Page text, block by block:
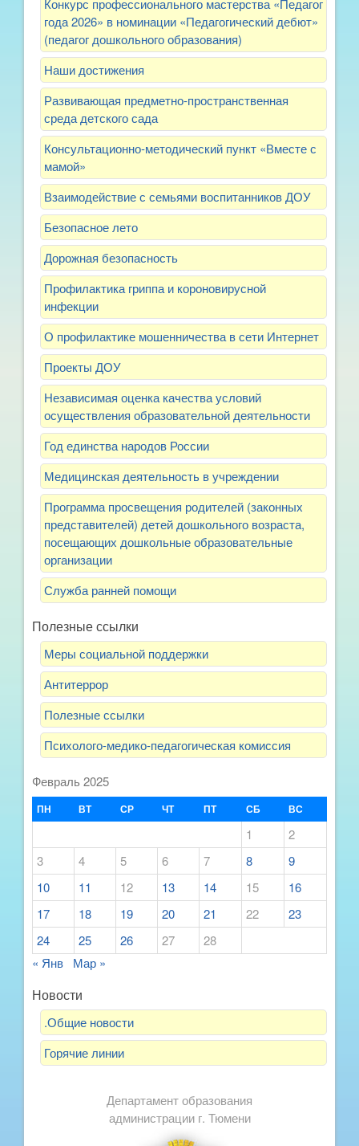
Конкурс профессионального мастерства «Педагог
года 2026» в номинации «Педагогический дебют»
(педагог дошкольного образования)
Наши достижения
Развивающая предметно-пространственная
среда детского сада
Консультационно-методический пункт «Вместе с
мамой»
Взаимодействие с семьями воспитанников ДОУ
Безопасное лето
Дорожная безопасность
Профилактика гриппа и короновирусной
инфекции
О профилактике мошенничества в сети Интернет
Проекты ДОУ
Независимая оценка качества условий
осуществления образовательной деятельности
Год единства народов России
Медицинская деятельность в учреждении
Программа просвещения родителей (законных
представителей) детей дошкольного возраста,
посещающих дошкольные образовательные
организации
Служба ранней помощи
Полезные ссылки
Меры социальной поддержки
Антитеррор
Полезные ссылки
Психолого-медико-педагогическая комиссия
Февраль 2025
ПН ВТ СР ЧТ ПТ СБ ВС
1
2
3
4 5 6 7 8
9
10
11 12 13 14 15
16
17
18 19 20 21 22
23
24
25 26 27
28
« Янв
Мар »
Новости
.Общие новости
Горячие линии
Департамент образования
администрации г. Тюмени